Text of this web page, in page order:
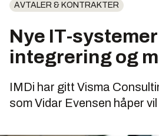
AVTALER & KONTRAKTER
Nye IT-
integrering og
IMDi har gitt Visma
som Vidar Evensen håper